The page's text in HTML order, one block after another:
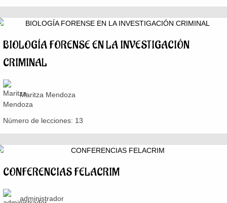
BIOLOGÍA FORENSE EN LA INVESTIGACIÓN
CRIMINAL
Maritza Mendoza
Número de lecciones: 13
CONFERENCIAS FELACRIM
administrador